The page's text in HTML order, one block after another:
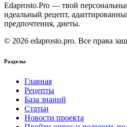
Edaprosto.Pro — твой
идеальный рецепт,
предпочтения, диеты.
© 2026 edaprosto.pro. Все права
Разделы
Главная
Рецепты
База знаний
Статьи
Новости проекта